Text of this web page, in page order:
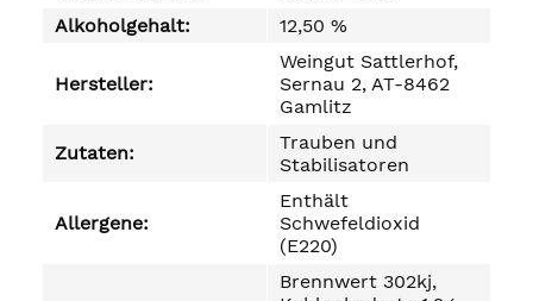
Alkoholgehalt:
12,50 %
Hersteller:
Weingut Sattlerhof,
Sernau 2, AT-8462
Gamlitz
Zutaten:
Trauben und
Stabilisatoren
Allergene:
Enthält
Schwefeldioxid
(E220)
Brennwert 302kj,